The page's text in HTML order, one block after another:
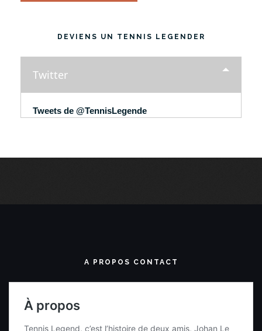
DEVIENS UN TENNIS LEGENDER
Twitter
Tweets de @TennisLegende
A PROPOS CONTACT